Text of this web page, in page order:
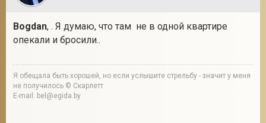
Bogdan, . Я думаю, что там не в одной квартире
опекали и бросили..
Я обещала быть хорошей, но если услышите стрельбу - значит у меня
не получилось © Скарлетт
E-mail: bel@egida.by